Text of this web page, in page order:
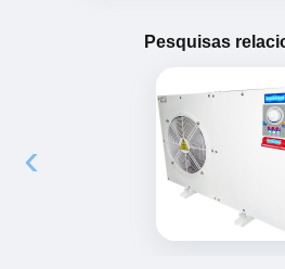
Pesquisas
‹